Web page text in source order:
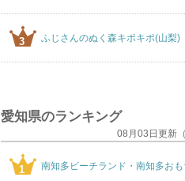
3 ふじさんのぬく森キポキポ(山梨)
愛知県のランキング
08月03日更新
1 南知多ビーチランド・南知多お